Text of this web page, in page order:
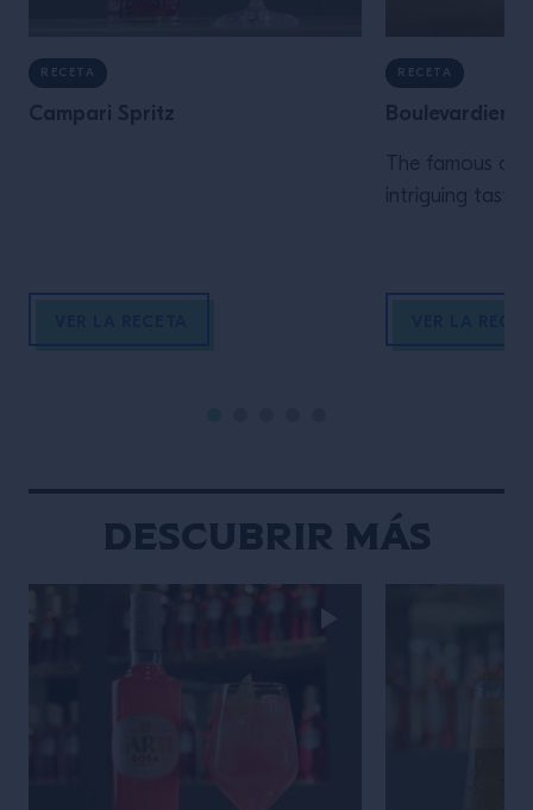
RECETA
Campari Spritz
RECETA
Boulevardier
The famous
intriguing taste.
Descubrir más